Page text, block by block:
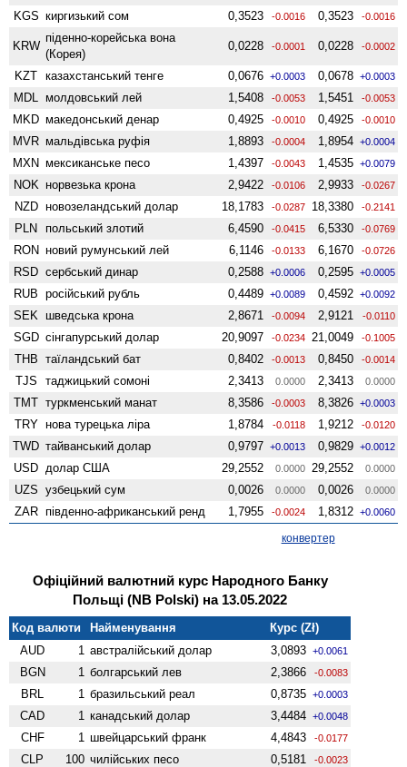
KGS киргизький сом 0,3523 -0.0016 0,3523 -0.0016
KRW
піденно-корейська вона
(Корея)
0,0228 -0.0001 0,0228 -0.0002
KZT казахстанський тенге 0,0676 +0.0003 0,0678 +0.0003
MDL молдовський лей 1,5408 -0.0053 1,5451 -0.0053
MKD македонський денар 0,4925 -0.0010 0,4925 -0.0010
MVR мальдівська руфія 1,8893 -0.0004 1,8954 +0.0004
MXN мексиканське песо 1,4397 -0.0043 1,4535 +0.0079
NOK норвезька крона 2,9422 -0.0106 2,9933 -0.0267
NZD ново­зеландський долар 18,1783 -0.0287 18,3380 -0.2141
PLN польський злотий 6,4590 -0.0415 6,5330 -0.0769
RON новий румунський лей 6,1146 -0.0133 6,1670 -0.0726
RSD сербський динар 0,2588 +0.0006 0,2595 +0.0005
RUB російський рубль 0,4489 +0.0089 0,4592 +0.0092
SEK шведська крона 2,8671 -0.0094 2,9121 -0.0110
SGD сінгапурський долар 20,9097 -0.0234 21,0049 -0.1005
THB таїландський бат 0,8402 -0.0013 0,8450 -0.0014
TJS таджицький сомоні 2,3413 0.0000 2,3413 0.0000
TMT туркменський манат 8,3586 -0.0003 8,3826 +0.0003
TRY нова турецька ліра 1,8784 -0.0118 1,9212 -0.0120
TWD тайванський долар 0,9797 +0.0013 0,9829 +0.0012
USD долар США 29,2552 0.0000 29,2552 0.0000
UZS узбецький сум 0,0026 0.0000 0,0026 0.0000
ZAR південно-африканський ренд 1,7955 -0.0024 1,8312 +0.0060
конвертер
Офіційний валютний курс Народного Банку
Польщі (NB Polski) на 13.05.2022
Код валюти Найменування
Курс (Zł)
AUD
1 австралійський долар 3,0893 +0.0061
BGN 1 болгарський лев 2,3866 -0.0083
BRL 1 бразильський реал 0,8735 +0.0003
CAD 1 канадський долар 3,4484 +0.0048
CHF 1 швейцарський франк 4,4843 -0.0177
CLP 100 чилійських песо 0,5181 -0.0023